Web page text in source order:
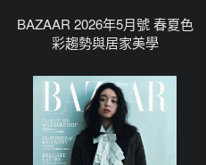
BAZAAR 2026年5月號 春夏色
彩趨勢與居家美學